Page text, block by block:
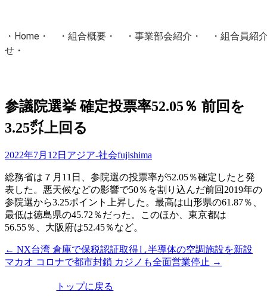
・ Home ・ ・ 組合概要 ・ ・ 事業部会紹介 ・ ・ 組合員紹
せ ・
協同組合Masters／
国土交通省・経済産業省・農林水産省・厚生労働省 認可
Masters組合員ログイン
参議院選挙 確定投票率52.05％ 前回を
3.25㌽上回る
2022年7月12日 アジア-社会fujishima
総務省は７月11日、参院選の投票率が52.05％確定したと発
表した。悪天候などの影響で50％を割り込んだ前回2019年の
参院選から3.25ポイント上昇した。最高は山形県の61.87％、
最低は徳島県の45.72％だった。このほか、東京都は
56.55％、大阪府は52.45％など。
投
稿
← NX台湾 倉庫で保税認証取得し半導体の空調施設を新設
マカオ コロナで都市封鎖 カジノも全面営業停止 →
トップに戻る